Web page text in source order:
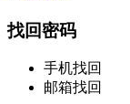
找回密码
手机找回
邮箱找回